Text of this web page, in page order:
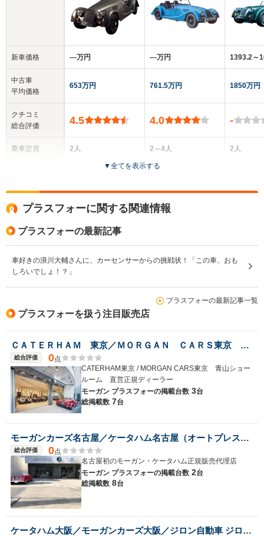
新車価格
中古車
平均価格
クチコミ
総合評価
乗車定員
サイズ
(全長x全幅x全高)
WLTCモード
燃費
排気量
駆動方式
‐‐‐万円
653万円
4.5
2人
全高
1.22m
1.63m
-m
-
1798cc
FR
‐‐‐万円
761.5万円
4.0
2～4人
2ドア
全高
1.22m～1.32m
全幅
1.61m
-m
FR
1393.2～
1850万円
-
2人
▼全てを表示する
プラスフォーに関する関連情報
プラスフォーの最新記事
車好きの浪川大輔さんに、カーセンサーからの挑戦状！「この車、おも
しろいでしょ！？」
プラスフォーの最新記事一覧
プラスフォーを扱う注目販売店
ＣＡＴＥＲＨＡＭ 東京／ＭＯＲＧＡＮ ＣＡＲＳ東京 青山ショールーム
総合評価 0点
CATERHAM東京 / MORGAN CARS東京 青山ショー
ルーム 直営正規ディーラー
モーガン プラスフォーの掲載台数 3台
総掲載数 7台
モーガンカーズ名古屋／ケータハム名古屋（オートプレステージ名古屋店）
総合評価 0点
名古屋初のモーガン・ケータハム正規販売代理店
モーガン プラスフォーの掲載台数 2台
総掲載数 8台
ケータハム大阪／モーガンカーズ大阪／ジロン自動車 ジロン自動車（株）